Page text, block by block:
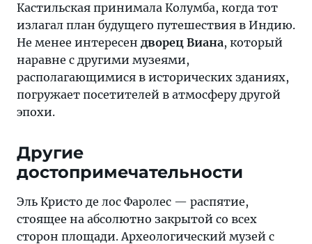
Кастильская принимала Колумба, когда тот
излагал план будущего путешествия в Индию.
Не менее интересен дворец Виана, который
наравне с другими музеями,
располагающимися в исторических зданиях,
погружает посетителей в атмосферу другой
эпохи.
Другие
достопримечательности
Эль Кристо де лос Фаролес — распятие,
стоящее на абсолютно закрытой со всех
сторон площади. Археологический музей с